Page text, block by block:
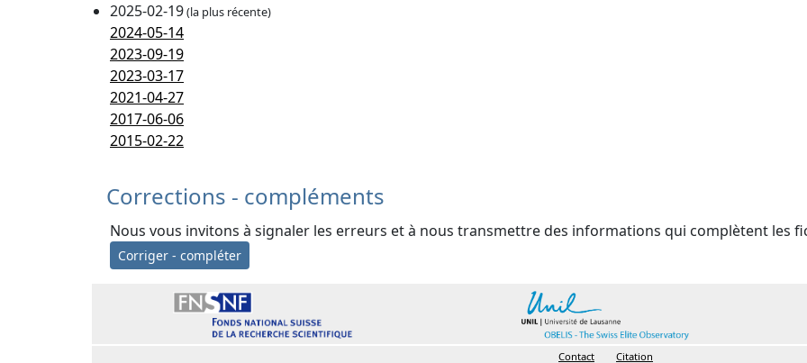
2025-02-19(la plus récente)
2024-05-14
2023-09-19
2023-03-17
2021-04-27
2017-06-06
2015-02-22
Corrections - compléments
Nous vous invitons à signaler les erreurs et à nous transmettre des informations qui complètent les
Corriger - compléter
Contact Citation